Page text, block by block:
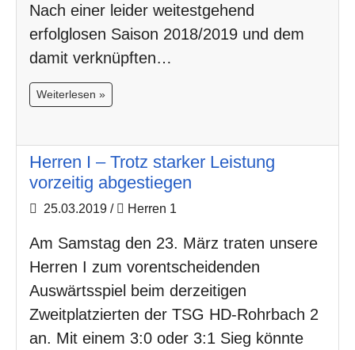
Nach einer leider weitestgehend
erfolglosen Saison 2018/2019 und dem
damit verknüpften…
Weiterlesen »
Herren I – Trotz starker Leistung
vorzeitig abgestiegen
25.03.2019 / Herren 1
Am Samstag den 23. März traten unsere
Herren I zum vorentscheidenden
Auswärtsspiel beim derzeitigen
Zweitplatzierten der TSG HD-Rohrbach 2
an. Mit einem 3:0 oder 3:1 Sieg könnte